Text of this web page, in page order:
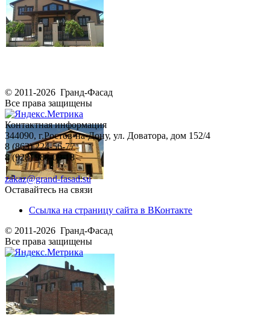
© 2011-2026 Гранд-Фасад
Все права защищены
Контактная информация
344090, г.Ростов-на-Дону, ул. Доватора, дом 152/4
8 (863) 224-56-77
8 (928) 988-09-18
zakaz@grand-fasad.su
Оставайтесь на связи
Ссылка на страницу сайта в ВКонтакте
© 2011-2026 Гранд-Фасад
Все права защищены